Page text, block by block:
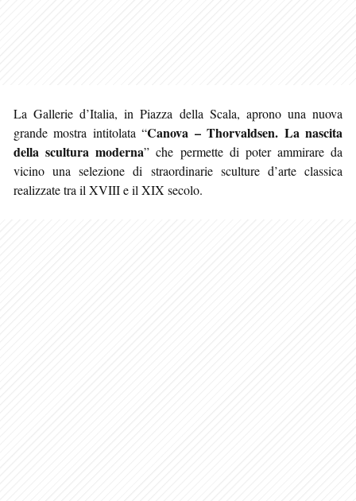
La Gallerie d’Italia, in Piazza della Scala, aprono una nuova
grande mostra intitolata “Canova – Thorvaldsen. La nascita
della scultura moderna” che permette di poter ammirare da
vicino una selezione di straordinarie sculture d’arte classica
realizzate tra il XVIII e il XIX secolo.